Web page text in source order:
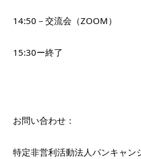
14:50－交流会（ZOOM）
15:30ー終了
お問い合わせ：
特定非営利活動法人パンキャン